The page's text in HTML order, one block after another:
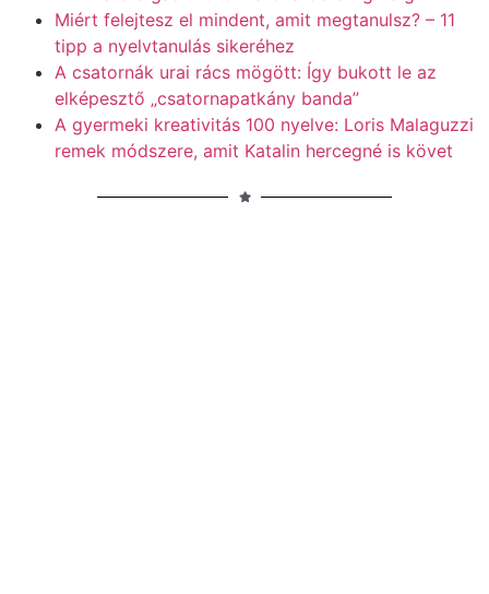
Miért felejtesz el mindent, amit megtanulsz? – 11
tipp a nyelvtanulás sikeréhez
A csatornák urai rács mögött: Így bukott le az
elképesztő „csatornapatkány banda”
A gyermeki kreativitás 100 nyelve: Loris Malaguzzi
remek módszere, amit Katalin hercegné is követ